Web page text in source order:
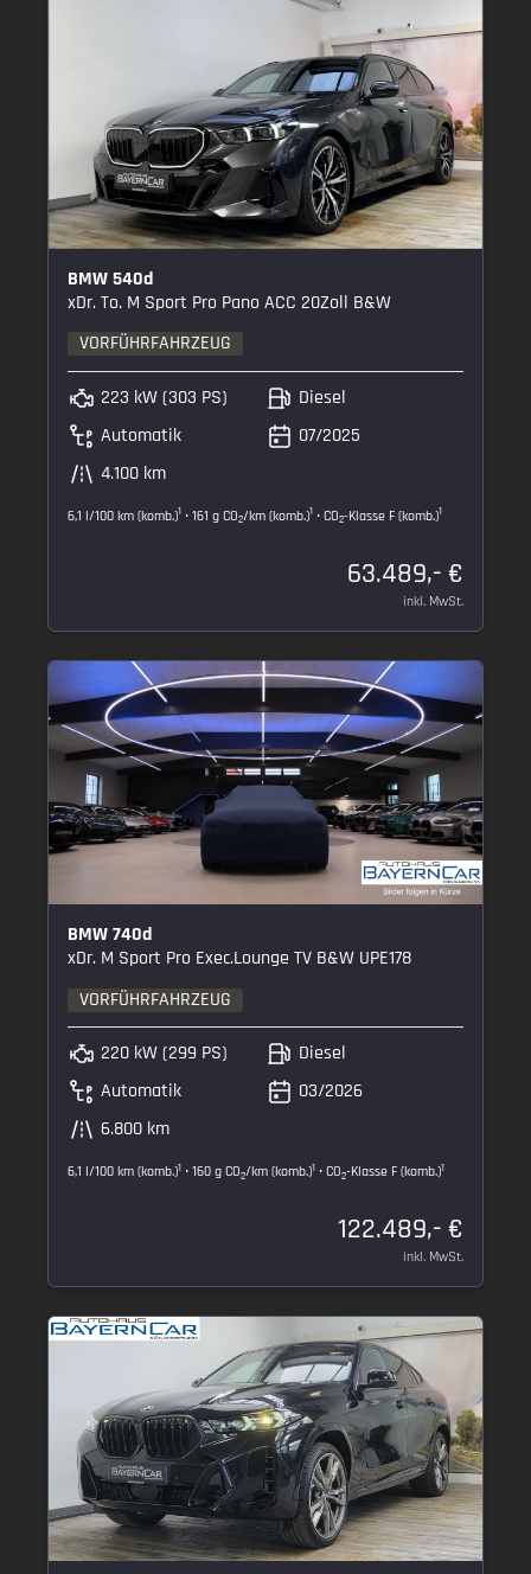
BMW 540d
xDr. To. M Sport Pro Pano ACC 20Zoll B&W
VORFÜHRFAHRZEUG
223 kW (303 PS)
Automatik
4.100 km
Diesel
07/2025
6,1 l/100 km (komb.)1 • 161 g CO2/km (komb.)1 • CO2-Klasse F (komb.)1
63.489,- €
inkl. MwSt.
BMW 740d
xDr. M Sport Pro Exec.Lounge TV B&W UPE178
VORFÜHRFAHRZEUG
220 kW (299 PS)
Automatik
6.800 km
Diesel
03/2026
6,1 l/100 km (komb.)1 • 160 g CO2/km (komb.)1 • CO2-Klasse F (komb.)1
122.489,- €
inkl. MwSt.